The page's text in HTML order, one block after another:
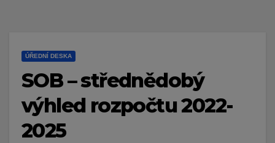
ÚŘEDNÍ DESKA
SOB – střednědobý
výhled rozpočtu 2022-
2025